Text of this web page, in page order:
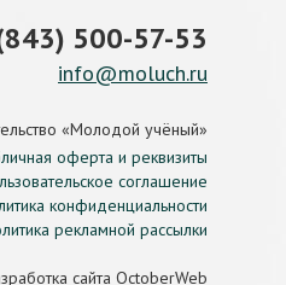
500-57-53
info@moluch.ru
«Молодой учёный»
оферта и реквизиты
соглашение
конфиденциальности
рекламной рассылки
сайта OctoberWeb